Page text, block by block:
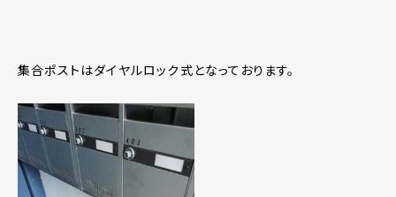
集合ポストはダイヤルロック式となっております。